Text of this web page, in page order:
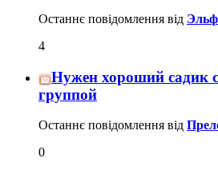
Останнє повідомлення від Эльф
4
Нужен хороший садик
группой
Останнє повідомлення від
0